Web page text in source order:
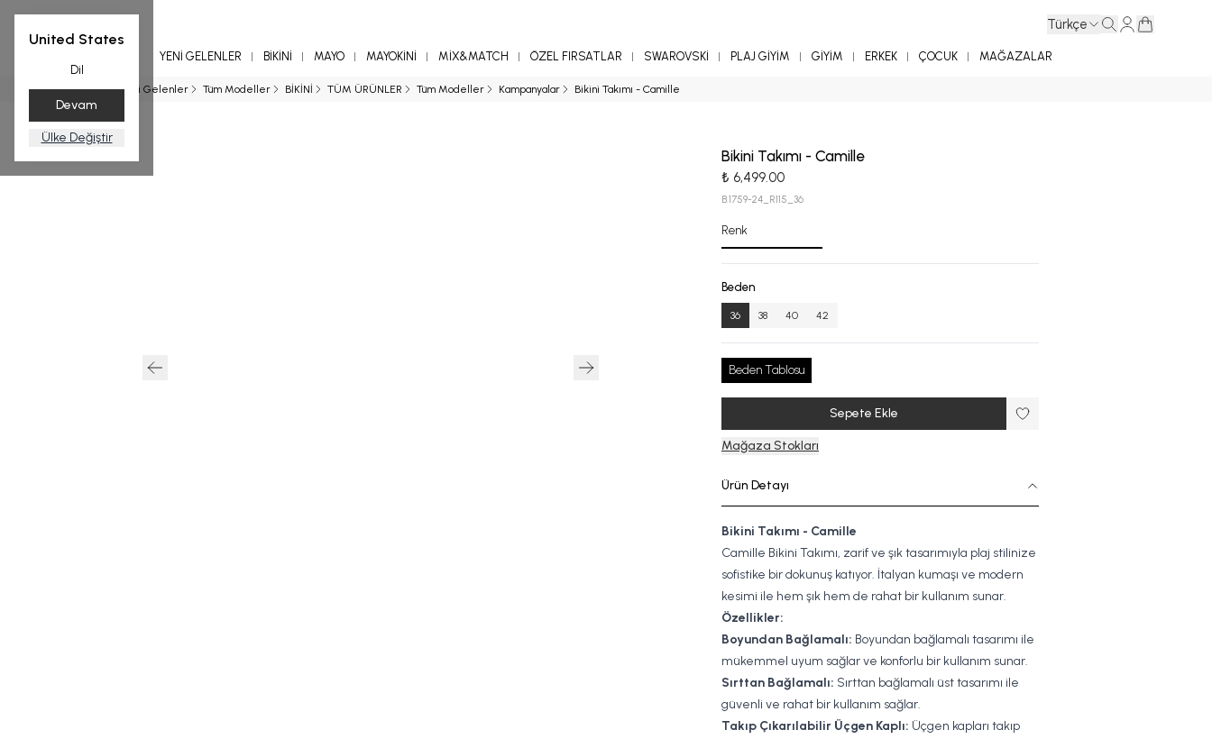
United States
Dil
Devam
Ülke Değiştir
Türkçe
YENİ GELENLER BİKİNİ MAYO MAYOKİNİ MİX&MATCH ÖZEL FIRSATLAR SWAROVSKİ PLAJ GİYİM GİYİM ERKEK ÇOCUK MAĞAZALAR
Ana Sayfa Yeni Gelenler Tüm Modeller BİKİNİ TÜM ÜRÜNLER Tüm Modeller Kampanyalar Bikini Takımı - Camille
Bikini Takımı - Camille
₺ 6,499.00
B.1759-24_R115_36
Renk
Beden
36 38 40 42
Beden Tablosu
Sepete Ekle
Mağaza Stokları
Ürün Detayı
Bikini Takımı - Camille
Camille Bikini Takımı, zarif ve şık tasarımıyla plaj stilinize
sofistike bir dokunuş katıyor. İtalyan kumaşı ve modern
kesimi ile hem şık hem de rahat bir kullanım sunar.
Özellikler:
Boyundan Bağlamalı: Boyundan bağlamalı tasarımı ile
mükemmel uyum sağlar ve konforlu bir kullanım sunar.
Sırttan Bağlamalı: Sırttan bağlamalı üst tasarımı ile
güvenli ve rahat bir kullanım sağlar.
Takıp Çıkarılabilir Üçgen Kaplı: Üçgen kapları takıp